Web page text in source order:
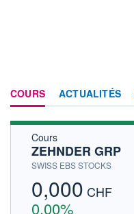
COURS ACTUALITÉS
Cours
ZEHNDER GRP
SWISS EBS STOCKS
0,000 CHF
0,00%